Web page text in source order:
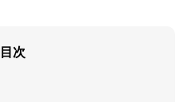
目次